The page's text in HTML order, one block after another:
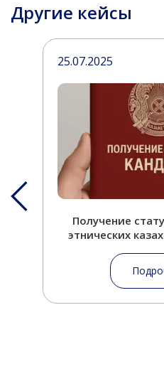
Другие кейсы
25.07.2025
Получение
этнических